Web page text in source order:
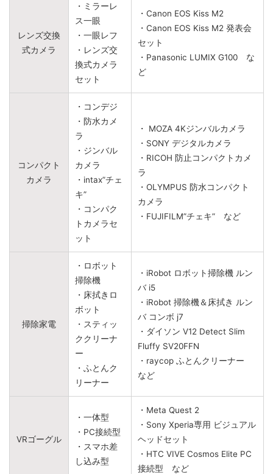
レンズ交換
式カメラ
・ミラーレ
ス一眼
・一眼レフ
・レンズ交
換式カメラ
セット
・Canon EOS Kiss M2
・Canon EOS Kiss M2 発表会
セット
・Panasonic LUMIX G100 な
ど
コンパクト
カメラ
・コンデジ
・防水カメ
ラ
・ジンバル
カメラ
・intax”チェ
キ”
・コンパク
トカメラセ
ット
・ MOZA 4Kジンバルカメラ
・SONY デジタルカメラ
・RICOH 防止コンパクトカメ
ラ
・OLYMPUS 防水コンパクト
カメラ
・FUJIFILM”チェキ” など
掃除家電
・ロボット
掃除機
・床拭きロ
ボット
・スティッ
ククリーナ
ー
・ふとんク
リーナー
・iRobot ロボット掃除機 ルン
バ i5
・iRobot 掃除機＆床拭き ルン
バ コンボ j7
・ダイソン V12 Detect Slim
Fluffy SV20FFN
・raycop ふとんクリーナー
など
VRゴーグル
・一体型
・PC接続型
・スマホ差
し込み型
・Meta Quest 2
・Sony Xperia専用 ビジュアル
ヘッドセット
・HTC VIVE Cosmos Elite PC
接続型 など